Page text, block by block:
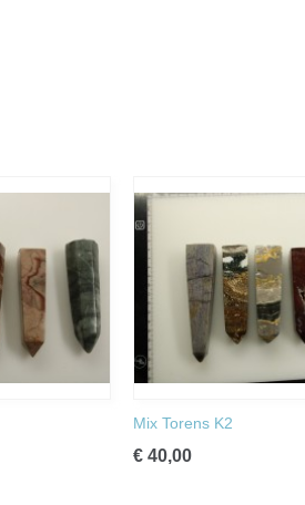
Mix Torens K2
€ 40,00